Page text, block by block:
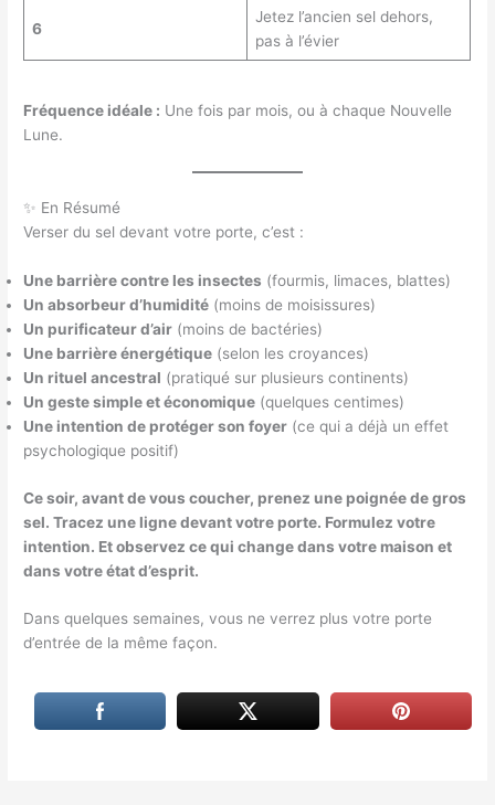
6
Jetez l’ancien sel dehors,
pas à l’évier
Fréquence idéale : Une fois par mois, ou à chaque Nouvelle
Lune.
✨ En Résumé
Verser du sel devant votre porte, c’est :
Une barrière contre les insectes (fourmis, limaces, blattes)
Un absorbeur d’humidité (moins de moisissures)
Un purificateur d’air (moins de bactéries)
Une barrière énergétique (selon les croyances)
Un rituel ancestral (pratiqué sur plusieurs continents)
Un geste simple et économique (quelques centimes)
Une intention de protéger son foyer (ce qui a déjà un effet
psychologique positif)
Ce soir, avant de vous coucher, prenez une poignée de gros
sel. Tracez une ligne devant votre porte. Formulez votre
intention. Et observez ce qui change dans votre maison et
dans votre état d’esprit.
Dans quelques semaines, vous ne verrez plus votre porte
d’entrée de la même façon.